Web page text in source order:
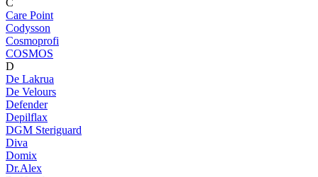
C
Care Point
Codysson
Cosmoprofi
COSMOS
D
De Lakrua
De Velours
Defender
Depilflax
DGM Steriguard
Diva
Domix
Dr.Alex